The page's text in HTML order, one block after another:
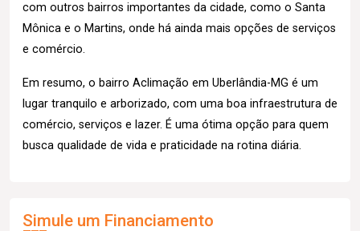
com outros bairros importantes da cidade, como o Santa
Mônica e o Martins, onde há ainda mais opções de serviços
e comércio.
Em resumo, o bairro Aclimação em Uberlândia-MG é um
lugar tranquilo e arborizado, com uma boa infraestrutura de
comércio, serviços e lazer. É uma ótima opção para quem
busca qualidade de vida e praticidade na rotina diária.
Simule um Financiamento